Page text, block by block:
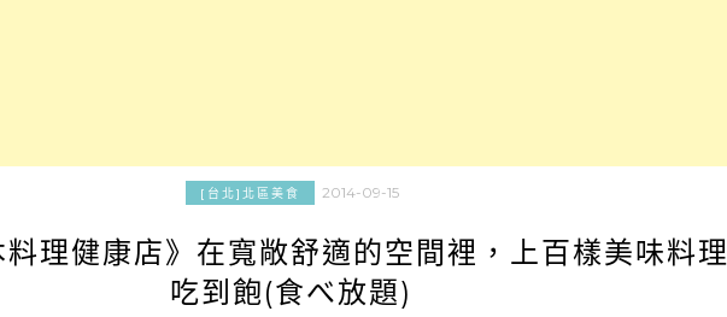
[台北]北區美食 2014-09-15
料理健康店》在寬敞舒適的空間裡，上百樣美味料理
吃到飽(食べ放題)